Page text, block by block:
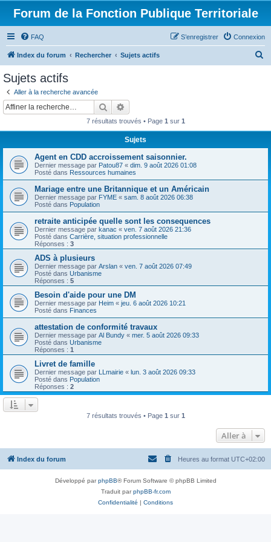
Forum de la Fonction Publique Territoriale
FAQ Connexion
S’enregistrer
Index du forum Rechercher Sujets actifs
Sujets actifs
Aller à la recherche avancée
Rechercher
7 résultats trouvés • Page 1 sur 1
Sujets
Agent en CDD accroissement saisonnier.
Dernier message par Patou87 « dim. 9 août 2026 01:08
Posté dans Ressources humaines
Mariage entre une Britannique et un Américain
Dernier message par FYME « sam. 8 août 2026 06:38
Posté dans Population
retraite anticipée quelle sont les consequences
Dernier message par kanac « ven. 7 août 2026 21:36
Posté dans Carrière, situation professionnelle
Réponses : 3
ADS à plusieurs
Dernier message par Arslan « ven. 7 août 2026 07:49
Posté dans Urbanisme
Réponses : 5
Besoin d'aide pour une DM
Dernier message par Heim « jeu. 6 août 2026 10:21
Posté dans Finances
attestation de conformité travaux
Dernier message par Al Bundy « mer. 5 août 2026 09:33
Posté dans Urbanisme
Réponses : 1
Livret de famille
Dernier message par LLmairie « lun. 3 août 2026 09:33
Posté dans Population
Réponses : 2
7 résultats trouvés • Page 1 sur 1
Aller à
Index du forum Heures au format UTC+02:00
Développé parphpBB® Forum Software © phpBB Limited
Traduit parphpBB-fr.com
Confidentialité | Conditions